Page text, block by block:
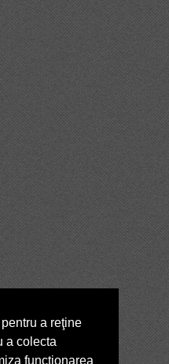
a reţine
a colecta
functionarea